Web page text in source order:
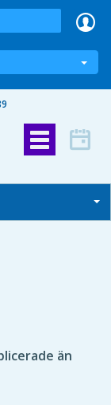
än